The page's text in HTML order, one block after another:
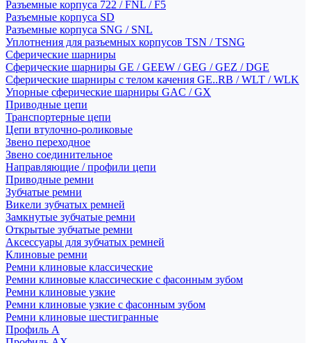
Разъемные корпуса 722 / FNL / F5
Разъемные корпуса SD
Разъемные корпуса SNG / SNL
Уплотнения для разъемных корпусов TSN / TSNG
Сферические шарниры
Сферические шарниры GE / GEEW / GEG / GEZ / DGE
Сферические шарниры с телом качения GE..RB / WLT / WLK
Упорные сферические шарниры GAC / GX
Приводные цепи
Транспортерные цепи
Цепи втулочно-роликовые
Звено переходное
Звено соединительное
Направляющие / профили цепи
Приводные ремни
Зубчатые ремни
Викели зубчатых ремней
Замкнутые зубчатые ремни
Открытые зубчатые ремни
Аксессуары для зубчатых ремней
Клиновые ремни
Ремни клиновые классические
Ремни клиновые классические с фасонным зубом
Ремни клиновые узкие
Ремни клиновые узкие с фасонным зубом
Ремни клиновые шестигранные
Профиль A